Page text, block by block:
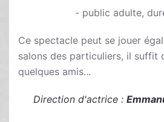
- public adulte,
Ce spectacle peut se jouer
salons des particuliers, il suffit
quelques amis...
Direction d'actrice :